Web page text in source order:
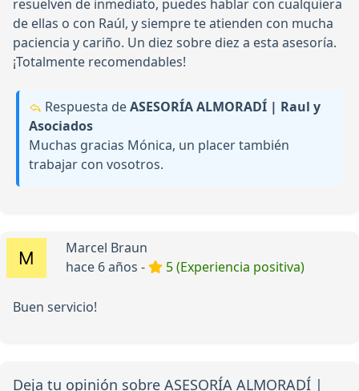
resuelven de inmediato, puedes hablar con cualquiera
de ellas o con Raúl, y siempre te atienden con mucha
paciencia y cariño. Un diez sobre diez a esta asesoría.
¡Totalmente recomendables!
Respuesta deASESORÍA ALMORADÍ | Raul y
Asociados
Muchas gracias Mónica, un placer también
trabajar con vosotros.
Marcel Braun
hace 6 años -
5 (Experiencia positiva)
Buen servicio!
Deja tu opinión sobre ASESORÍA ALMORADÍ |